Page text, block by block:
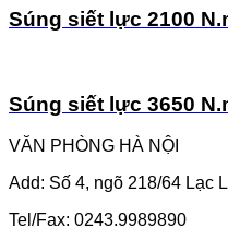
Súng siết lực 2100
Súng siết lực 3650
VĂN PHÒNG HÀ NỘI
Add: Số 4, ngõ 218/64 Lạc
Tel/Fax: 0243.9989890